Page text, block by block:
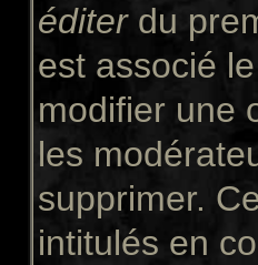
éditerdu
est associé
modifier une
les
supprimer.
intitulés en